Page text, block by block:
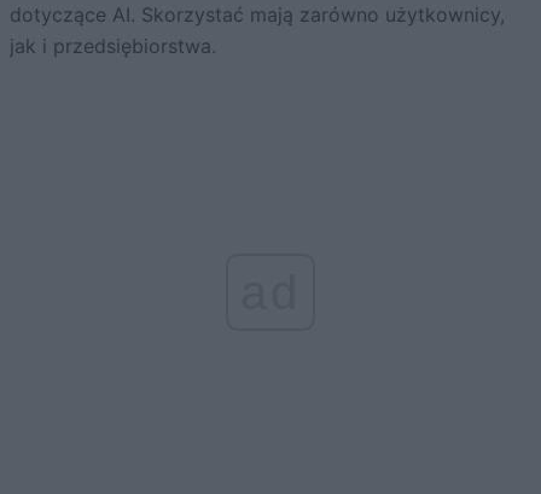
dotyczące AI. Skorzystać mają zarówno użytkownicy,
jak i przedsiębiorstwa.